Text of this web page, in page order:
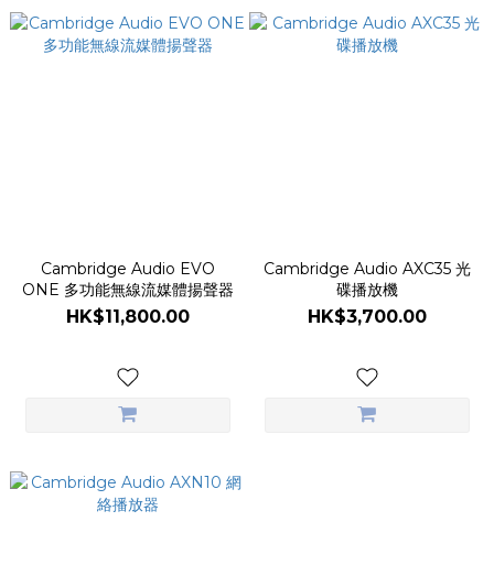
Cambridge Audio EVO
ONE 多功能無線流媒體揚聲器
HK$11,800.00
Cambridge Audio AXC35 光
碟播放機
HK$3,700.00